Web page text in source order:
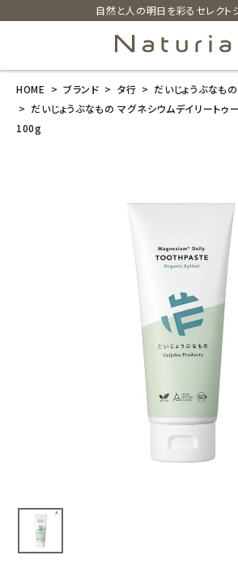
自然と人の明日を彩るセレクト
search
カテゴリーから探す
美容・コスメ・香水
HOME ブランド タ行
だいじょうぶなもの
だいじょうぶなもの マグネシウムデイリートゥ
100g